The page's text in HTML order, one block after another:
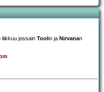
liikkuu jossain Tool in ja Nirvanan